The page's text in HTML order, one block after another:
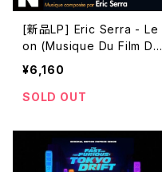
[新品LP] Eric Serra - Le
on (Musique Du Film De
Luc Besson) / レオン
¥6,160
SOLD OUT